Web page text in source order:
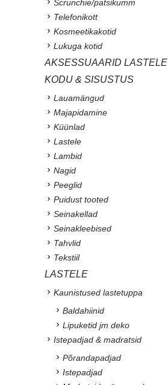
Scrunchie/patsikumm
Telefonikott
Kosmeetikakotid
Lukuga kotid
AKSESSUAARID LASTELE
KODU & SISUSTUS
Lauamängud
Majapidamine
Küünlad
Lastele
Lambid
Nagid
Peeglid
Puidust tooted
Seinakellad
Seinakleebised
Tahvlid
Tekstiil
LASTELE
Kaunistused lastetuppa
Baldahiinid
Lipuketid jm deko
Istepadjad & madratsid
Põrandapadjad
Istepadjad